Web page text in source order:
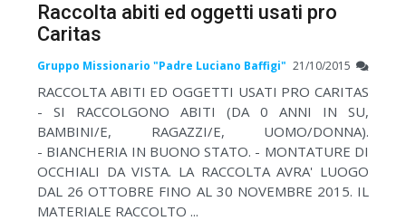
Raccolta abiti ed oggetti usati pro
Caritas
Gruppo Missionario "Padre Luciano Baffigi" 21/10/2015
RACCOLTA ABITI ED OGGETTI USATI PRO CARITAS
- SI RACCOLGONO ABITI (DA 0 ANNI IN SU,
BAMBINI/E, RAGAZZI/E, UOMO/DONNA).
- BIANCHERIA IN BUONO STATO. - MONTATURE DI
OCCHIALI DA VISTA. LA RACCOLTA AVRA' LUOGO
DAL 26 OTTOBRE FINO AL 30 NOVEMBRE 2015. IL
MATERIALE RACCOLTO ...